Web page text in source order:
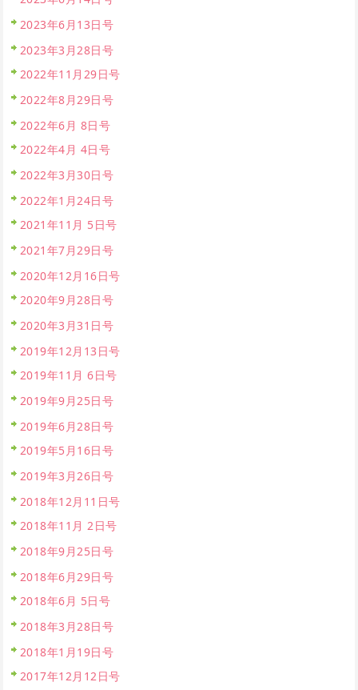
2023年6月13日号
2023年3月28日号
2022年11月29日号
2022年8月29日号
2022年6月 8日号
2022年4月 4日号
2022年3月30日号
2022年1月24日号
2021年11月 5日号
2021年7月29日号
2020年12月16日号
2020年9月28日号
2020年3月31日号
2019年12月13日号
2019年11月 6日号
2019年9月25日号
2019年6月28日号
2019年5月16日号
2019年3月26日号
2018年12月11日号
2018年11月 2日号
2018年9月25日号
2018年6月29日号
2018年6月 5日号
2018年3月28日号
2018年1月19日号
2017年12月12日号